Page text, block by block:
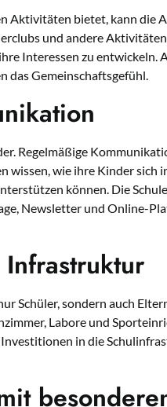
Aktivitäten bietet, kann
und andere
Interessen zu entwickeln.
das Gemeinschaftsgefühl.
Regelmäßige
wissen, wie ihre Kinder sich
können. Die
Newsletter und Online-
Schüler, sondern auch
Labore und
in die